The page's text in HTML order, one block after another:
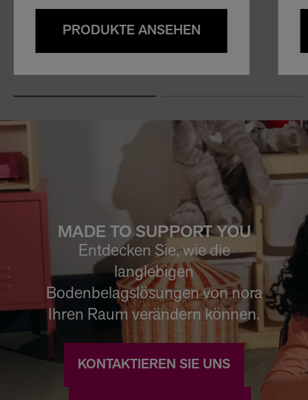
PRODUKTE ANSEHEN
MADE TO SUPPORT YOU
Entdecken Sie, wie die
langlebigen
Bodenbelagslösungen von nora
Ihren Raum verändern können.
KONTAKTIEREN SIE UNS